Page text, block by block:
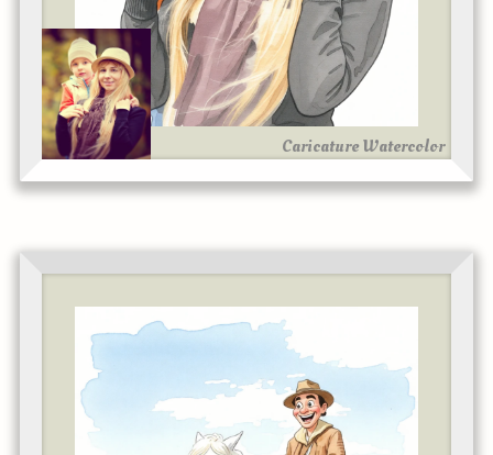
Caricature Watercolor